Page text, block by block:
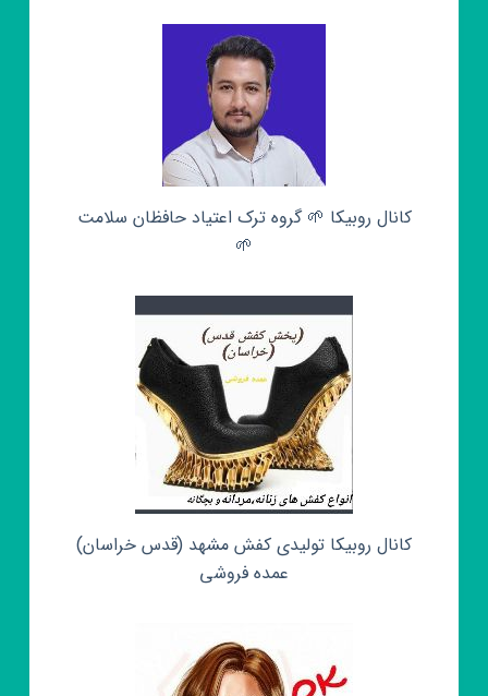
کانال روبیکا 🌱 گروه ترک اعتیاد حافظان سلامت
🌱
کانال روبیکا تولیدی کفش مشهد (قدس خراسان)
عمده فروشی